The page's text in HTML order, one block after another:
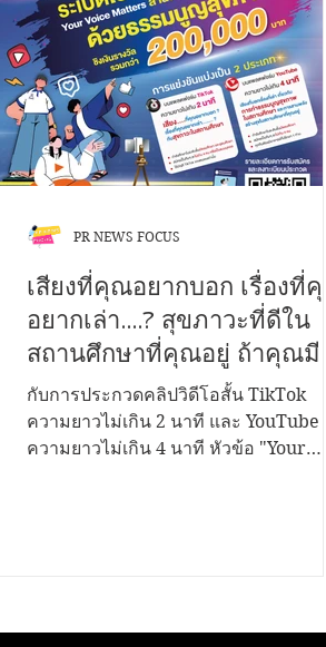
เสียงที่คุณอยากบอก เรื่องที่คุ
อยากเล่า....? สุขภาวะที่ดีใน
สถานศึกษาที่คุณอยู่ ถ้าคุณมี
เรื่องราวดีๆอยากนำเสนอ...เรา
ขอเชิญชวนคุณมาระเบิดไอ
เดีย...!
กับการประกวดคลิปวิดีโอสั้น TikTok
ความยาวไม่เกิน 2 นาที และ YouTube
ความยาวไม่เกิน 4 นาที หัวข้อ "Your
TikTok เงื่อนไข • กำลังศึกษาในระดับ
PR NEWS FOCUS